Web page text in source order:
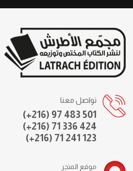
تواصل معنا
(+216) 97 483 501
(+216) 71 336 424
(+216) 71 241 123
موقع المتجر